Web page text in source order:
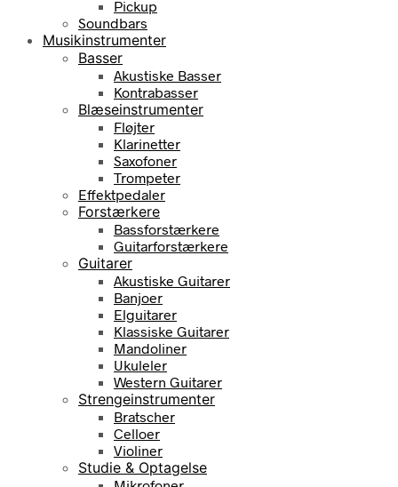
Pickup
Soundbars
Musikinstrumenter
Basser
Akustiske Basser
Kontrabasser
Blæseinstrumenter
Fløjter
Klarinetter
Saxofoner
Trompeter
Effektpedaler
Forstærkere
Bassforstærkere
Guitarforstærkere
Guitarer
Akustiske Guitarer
Banjoer
Elguitarer
Klassiske Guitarer
Mandoliner
Ukuleler
Western Guitarer
Strengeinstrumenter
Bratscher
Celloer
Violiner
Studie & Optagelse